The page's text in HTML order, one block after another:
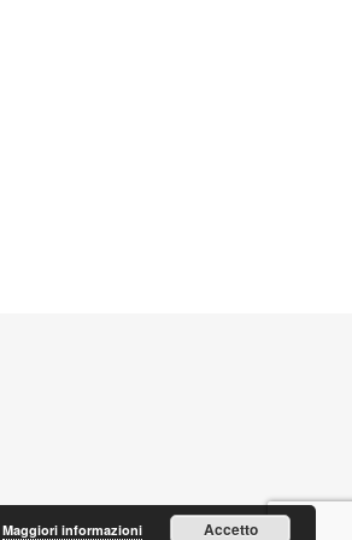
Maggiori informazioni Accetto